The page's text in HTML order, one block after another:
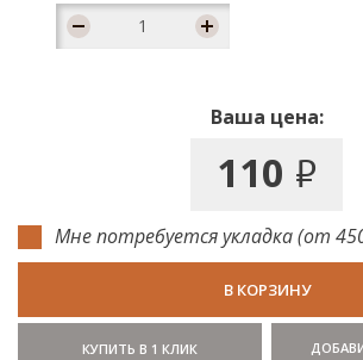
Ваша цена:
110 руб.
Мне потребуется укладка (от
В КОРЗИНУ
КУПИТЬ В 1 КЛИК